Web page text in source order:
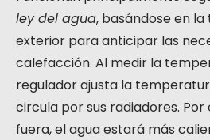
ley del agua, basándose en
exterior para anticipar las
calefacción. Al medir la
regulador ajusta la
circula por sus radiadores.
fuera, el agua estará más